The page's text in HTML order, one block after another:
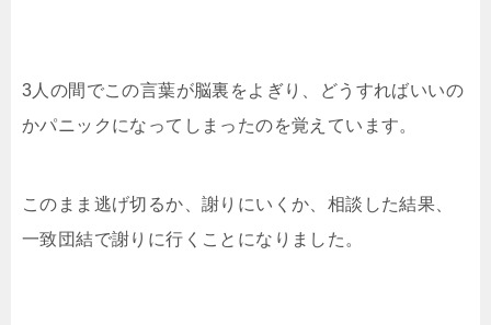
3人の間でこの言葉が脳裏をよぎり、どうすればいいの
かパニックになってしまったのを覚えています。
このまま逃げ切るか、謝りにいくか、相談した結果、
一致団結で謝りに行くことになりました。